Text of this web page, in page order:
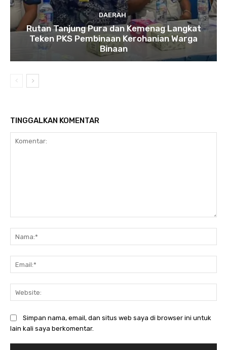
DAERAH
Rutan Tanjung Pura dan Kemenag Langkat
Teken PKS Pembinaan Kerohanian Warga
Binaan
TINGGALKAN KOMENTAR
Simpan nama, email, dan situs web saya di browser ini untuk
lain kali saya berkomentar.